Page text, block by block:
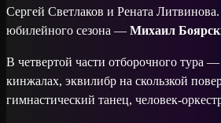
Сергей Светлаков и Рената
юбилейного сезона — Михаил
В четвертой части отборочного тура —
кинжалах, эквилибр на скользкой
гимнастический танец, человек-